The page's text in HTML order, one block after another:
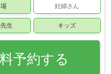
妊婦さん
生 キッズ
予約する